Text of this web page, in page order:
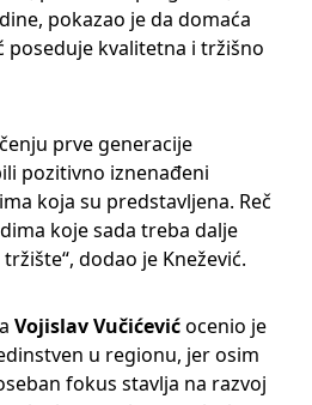
pokazao je da domaća
poseduje kvalitetna i tržišno
prve generacije
pozitivno iznenađeni
koja su predstavljena. Reč
koje sada treba dalje
dodao je Knežević.
Vojislav Vučićevićocenio je
u regionu, jer osim
fokus stavlja na razvoj